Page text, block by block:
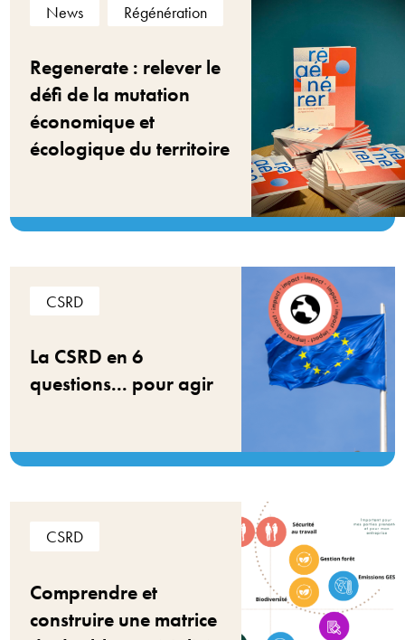
News Régénération
Regenerate : relever le
défi de la mutation
économique et
écologique du territoire
CSRD
La CSRD en 6
questions... pour agir
CSRD
Comprendre et
construire une matrice